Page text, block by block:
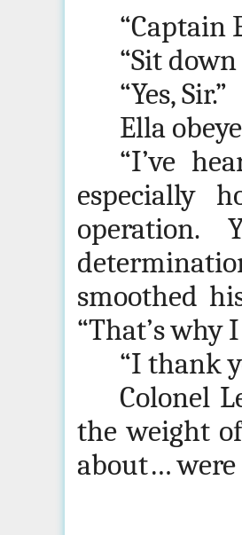
“Captain
“Sit
“Yes, Sir.”
Ella
“I’ve
especially
operation.
smoothed
“That’s why
“I thank
Colonel
the weight
about… were